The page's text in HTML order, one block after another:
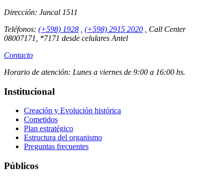
Dirección: Juncal 1511
Teléfonos: (+598) 1928 (+598) 2915 2020
Call Center
08007171, *7171 desde celulares Antel
Contacto
Horario de atención: Lunes a viernes de 9:00 a 16:00 hs.
Institucional
Creación y Evolución histórica
Cometidos
Plan estratégico
Estructura del organismo
Preguntas frecuentes
Públicos